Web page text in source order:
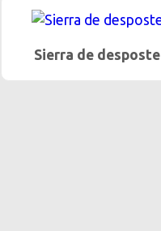
Sierra de